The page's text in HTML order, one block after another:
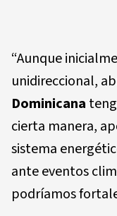
“Aunque
unidireccional,
Dominicana
cierta manera,
sistema
ante eventos
podríamos